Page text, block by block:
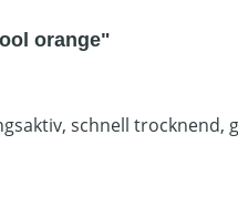
orange"
schnell trocknend,